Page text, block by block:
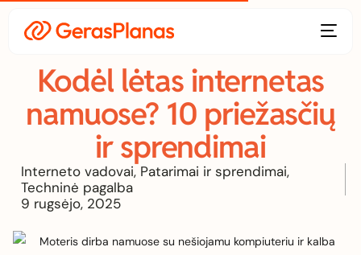
Kodėl lėtas internetas
namuose? 10 priežasčių
ir sprendimai
Interneto vadovai, Patarimai ir sprendimai,
Techninė pagalba
9 rugsėjo, 2025